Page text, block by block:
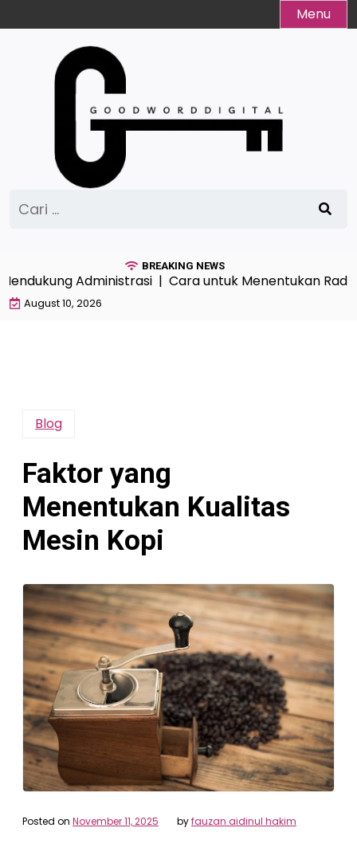
to
Menu
untuk:
BREAKING NEWS
Administrasi |Cara untuk Menentukan Radius
August 10, 2026
Blog
Faktor yang
Menentukan Kualitas
Mesin Kopi
Posted on November 11, 2025 byfauzan aidinul hakim